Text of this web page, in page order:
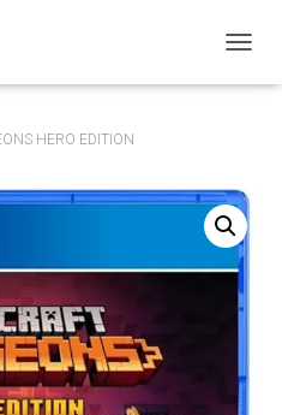
A
R
M
O
D
O
D
A
V
HERO EDITION